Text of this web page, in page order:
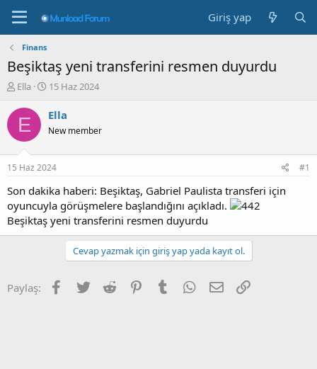
Giriş yap
Finans
Beşiktaş yeni transferini resmen duyurdu
K
n
b
u
u
b
a
l
a
t
Ella
B
ş
a
g
ı
ç
t
a
r
i
15 Haz 2024
E Ella
New member
15 Haz 2024 #1
Son dakika haberi: Beşiktaş, Gabriel Paulista transferi için
oyuncuyla görüşmelere başlandığını açıkladı.
Beşiktaş yeni transferini resmen duyurdu
Cevap yazmak için giriş yap yada kayıt ol.
Paylaş: Facebook
Twitter Reddit PinterestTumblr WhatsApp
E-posta